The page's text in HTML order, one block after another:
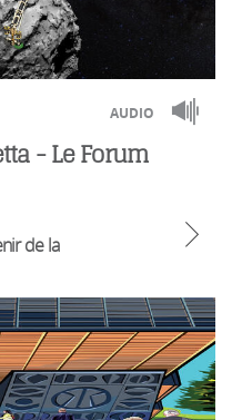
AUDIO
- Le Forum
de la